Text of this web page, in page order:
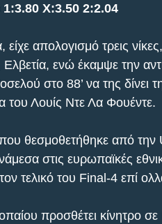
1:3.80 X:3.50 2:2.04
απολογισμό τρεις
ενώ έκαμψε την
στο 88’ να της δίνει
του Λουίς Ντε Λα Φουέντε.
θεσμοθετήθηκε από την
στις ευρωπαϊκές
τελικό του Final-4 επί
προσθέτει κίνητρο